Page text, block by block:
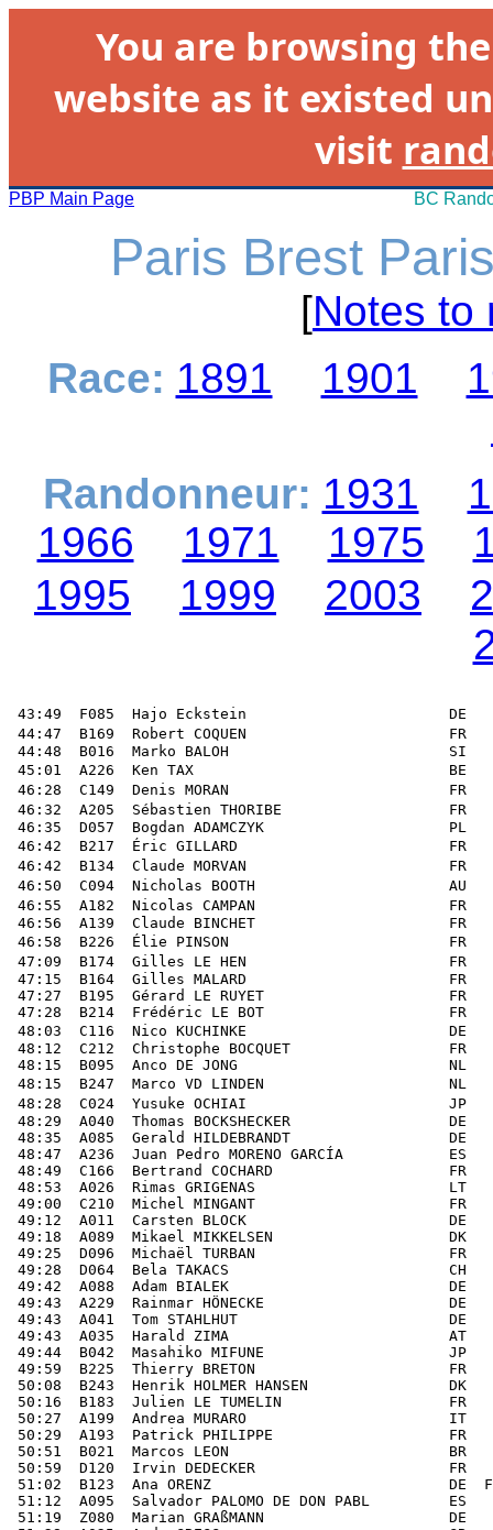
You are browsing
website as it existed
visit
PBP Main Page BC
Paris Brest
[Notes to
Race: 1891 1901
Randonneur: 1931
1966
1971 1975
1995
1999 2003
43:49  F085  Hajo Eckstein
44:47  B169  Robert COQUEN
44:48  B016  Marko BALOH
45:01  A226  Ken TAX
46:28  C149  Denis MORAN
46:32  A205  Sébastien THORIBE
46:35  D057  Bogdan ADAMCZYK
46:42  B217  Éric GILLARD
46:42  B134  Claude MORVAN
46:50  C094  Nicholas BOOTH
46:55  A182  Nicolas CAMPAN
46:56  A139  Claude BINCHET
46:58  B226  Élie PINSON
47:09  B174  Gilles LE HEN
47:15  B164  Gilles MALARD                       FR
47:27  B195  Gérard LE RUYET
47:28  B214  Frédéric LE BOT
48:03  C116  Nico KUCHINKE
48:12  C212  Christophe BOCQUET                  FR
48:15  B095  Anco DE JONG                        NL
48:15  B247  Marco VD LINDEN
48:28  C024  Yusuke OCHIAI